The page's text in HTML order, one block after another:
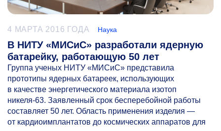
4 МАРТА 2016 ГОДА Наука
В НИТУ «МИСиС» разработали ядерную
батарейку, работающую 50 лет
Группа ученых НИТУ «МИСиС» представила
прототипы ядерных батареек, использующих
в качестве энергетического материала изотоп
никеля-63. Заявленный срок бесперебойной работы
составляет 50 лет. Область применения изделия —
от кардиоимплантатов до космических аппаратов для